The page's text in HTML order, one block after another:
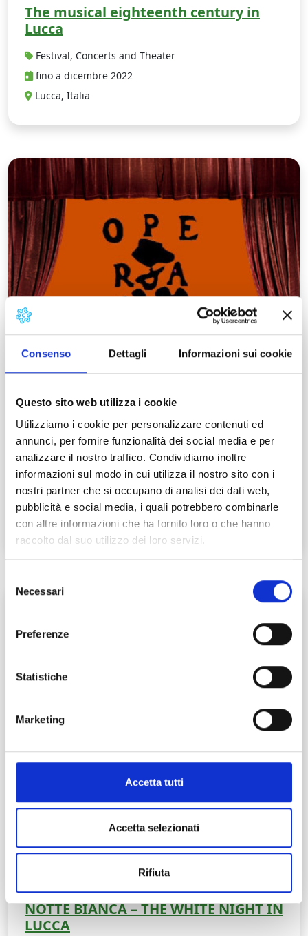
Consenso Dettagli Informazioni sui cookie
Questo sito web utilizza i cookie
Utilizziamo i cookie per personalizzare contenuti ed
annunci, per fornire funzionalità dei social media e per
analizzare il nostro traffico. Condividiamo inoltre
informazioni sul modo in cui utilizza il nostro sito con i
nostri partner che si occupano di analisi dei dati web,
pubblicità e social media, i quali potrebbero combinarle
con altre informazioni che ha fornito loro o che hanno
raccolto dal suo utilizzo dei loro servizi.
delNecessari
Preferenze
Statistiche
Marketing
Accetta tutti
Accetta selezionati
Rifiuta
The musical eighteenth century in
Lucca
Festival, Concerts and Theater
fino a dicembre 2022
Lucca, Italia
FESTIVAL OPERA BARGA
Festival, Concerts and Theater
21 luglio-11 agosto 2021
NOTTE BIANCA – THE WHITE NIGHT IN
LUCCA